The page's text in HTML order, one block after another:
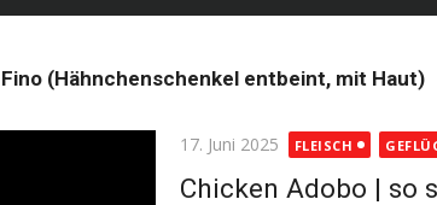
(Hähnchenschenkel entbeint, mit Haut)
Posted
17. Juni 2025 FLEISCH
Chicken Adobo | so